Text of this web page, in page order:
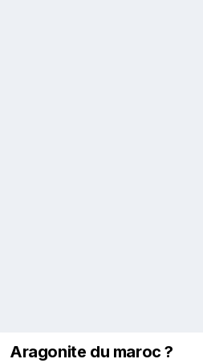
Aragonite du maroc ?